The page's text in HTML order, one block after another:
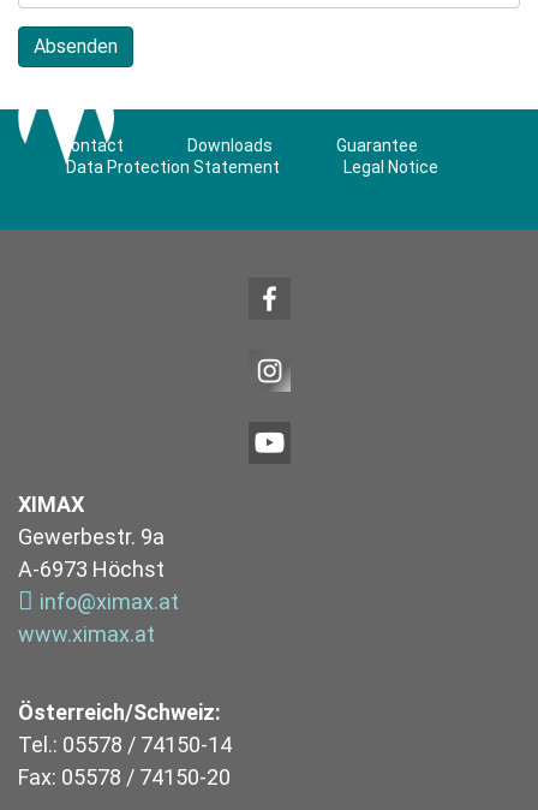
Contact Downloads
Guarantee
Data Protection Statement
Legal Notice
XIMAX
Gewerbestr. 9a
A-6973 Höchst
info@ximax.at
www.ximax.at
Österreich/Schweiz:
Tel.: 05578 / 74150-14
Fax: 05578 / 74150-20